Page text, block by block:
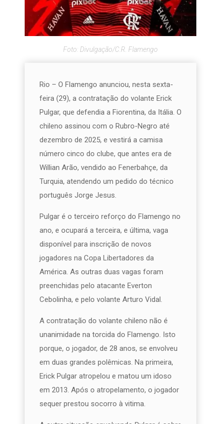
Foto: Divulgação/C.R. Flamengo
Rio – O Flamengo anunciou, nesta sexta-
feira (29), a contratação do volante Erick
Pulgar, que defendia a Fiorentina, da Itália. O
chileno assinou com o Rubro-Negro até
dezembro de 2025, e vestirá a camisa
número cinco do clube, que antes era de
Willian Arão, vendido ao Fenerbahçe, da
Turquia, atendendo um pedido do técnico
português Jorge Jesus.
Pulgar é o terceiro reforço do Flamengo no
ano, e ocupará a terceira, e última, vaga
disponível para inscrição de novos
jogadores na Copa Libertadores da
América. As outras duas vagas foram
preenchidas pelo atacante Everton
Cebolinha, e pelo volante Arturo Vidal.
A contratação do volante chileno não é
unanimidade na torcida do Flamengo. Isto
porque, o jogador, de 28 anos, se envolveu
em duas grandes polêmicas. Na primeira,
Erick Pulgar atropelou e matou um idoso
em 2013. Após o atropelamento, o jogador
sequer prestou socorro à vitima.